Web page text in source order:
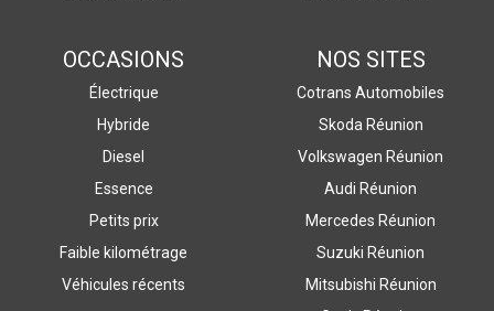
OCCASIONS
Électrique
Hybride
Diesel
Essence
Petits prix
Faible kilométrage
Véhicules récents
NOS SITES
Cotrans Automobiles
Skoda Réunion
Volkswagen Réunion
Audi Réunion
Mercedes Réunion
Suzuki Réunion
Mitsubishi Réunion